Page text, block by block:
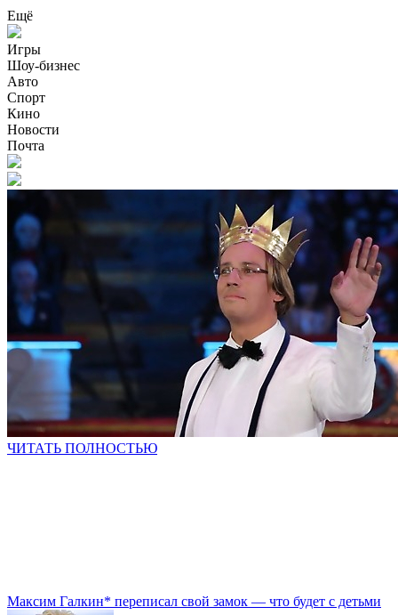
Ещё
Игры
Шоу-бизнес
Авто
Спорт
Кино
Новости
Почта
ЧИТАТЬ ПОЛНОСТЬЮ
Максим Галкин* переписал свой замок — что будет с детьми